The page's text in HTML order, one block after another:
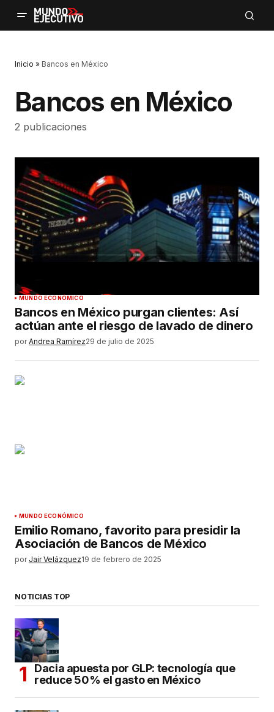
Inicio » Bancos en México
Bancos en México
2 publicaciones
MUNDO ECONÓMICO
Bancos en México purgan clientes: Así
actúan ante el riesgo de lavado de dinero
por Andrea Ramírez29 de julio de 2025
MUNDO ECONÓMICO
Emilio Romano, favorito para presidir la
Asociación de Bancos de México
por Jair Velázquez19 de febrero de 2025
NOTICIAS TOP
Dacia apuesta por GLP: tecnología que
reduce 50% el gasto en México